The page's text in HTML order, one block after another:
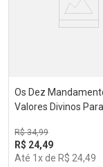
Os Dez
Valores Divinos
Mudança
R$ 34,99
R$ 24,49
Até 1 x de R$ 24,49